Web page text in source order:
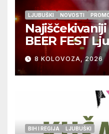
LJUBUŠKI NOVOSTI
BEER FEST
9.kolovoza
8 KOLOVOZA, 2026
BIH I REGIJA LJUBUŠKI